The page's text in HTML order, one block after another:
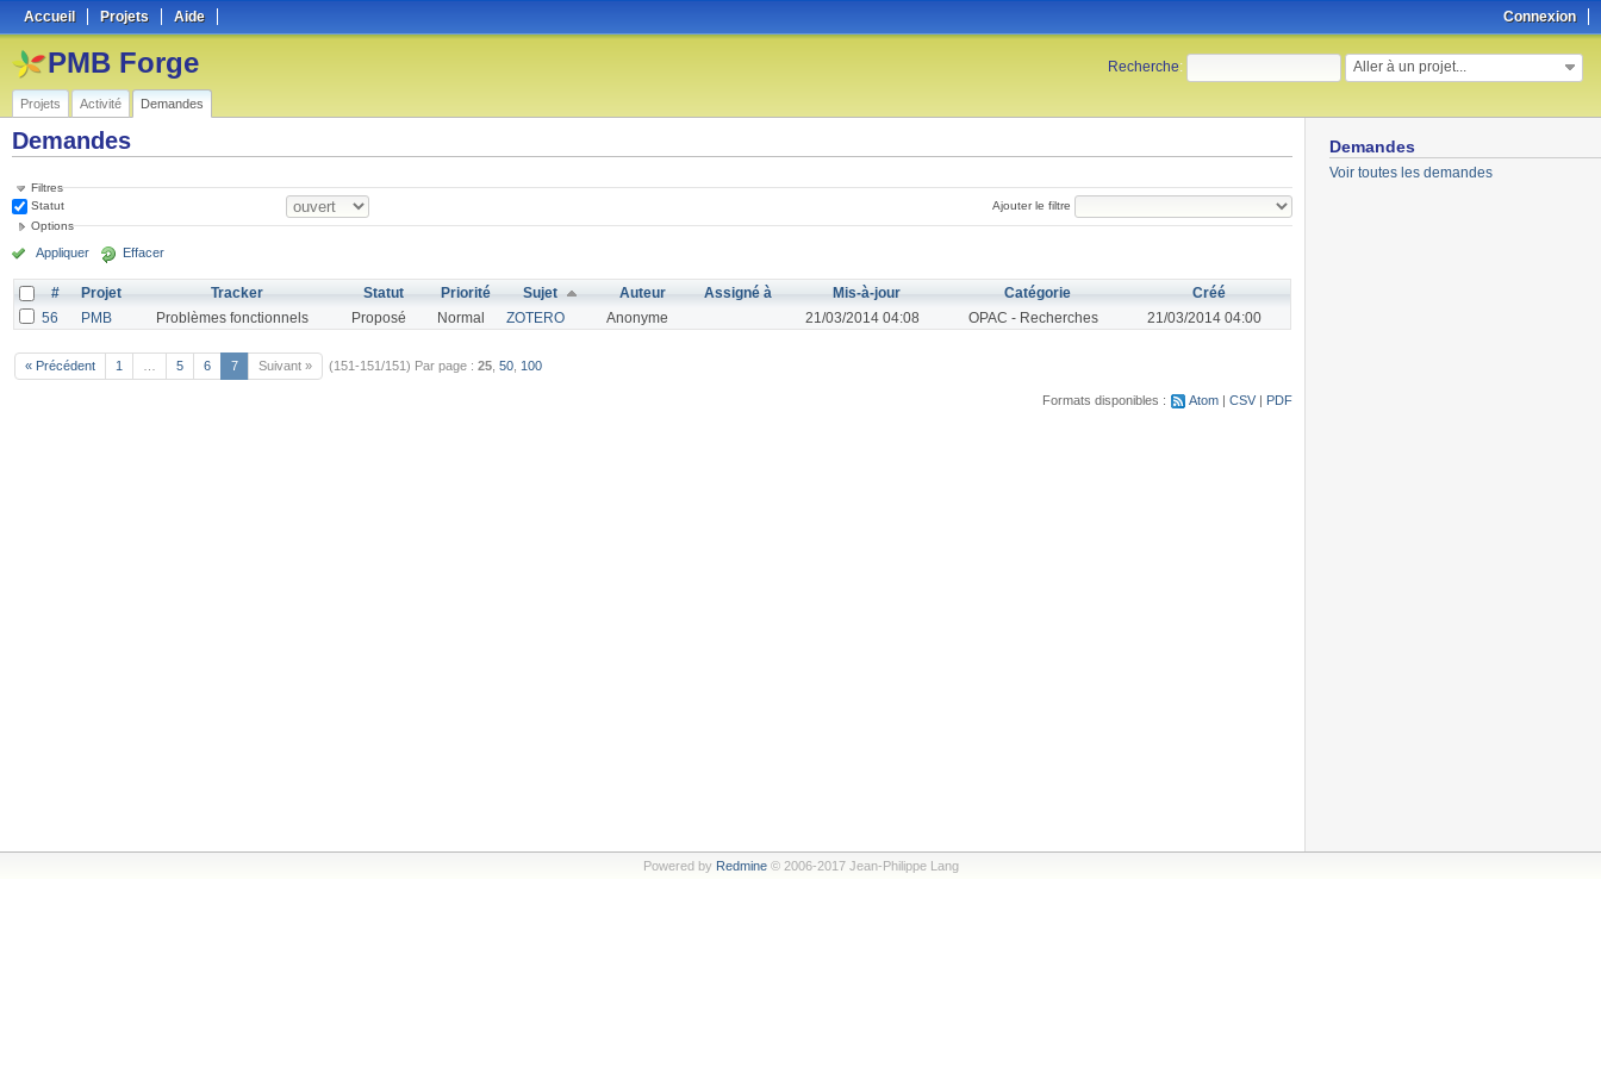
Connexion
Accueil Projets Aide
Recherche: Aller à un projet...
PMB Forge
Projets Activité Demandes
Demandes
Voir toutes les demandes
Demandes
Filtres
Statut
Ajouter le filtre
Options
Appliquer Effacer
# Projet Tracker Statut Priorité Sujet Auteur Assigné à Mis-à-jour Catégorie
Créé
56
PMB Problèmes fonctionnels Proposé Normal ZOTERO Anonyme 21/03/2014 04:08 OPAC - Recherches 21/03/2014 04:00
« Précédent 1 5 6 7 Suivant » (151-151/151) Par page : 25 50 100
Formats disponibles : Atom CSV PDF
Powered by Redmine© 2006-2017 Jean-Philippe Lang